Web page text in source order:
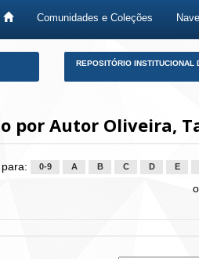
Comunidades e Coleções
REPOSITÓRIO INSTITUCIONAL
por Autor Oliveira,
0-9 A B C D E